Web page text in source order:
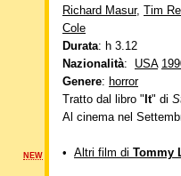
Richard Masur, Tim
Cole
Durata: h 3.12
Nazionalità: USA
Genere: horror
Tratto dal libro " It" di
Al cinema nel
• Altri film di Tommy
NEW